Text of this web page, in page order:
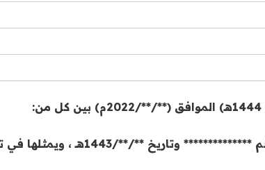
شركة ………………………….. سجل